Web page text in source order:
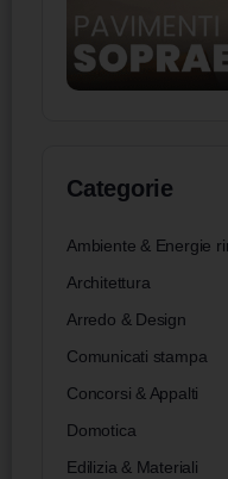
Categorie
Ambiente & Energie
Architettura
Arredo & Design
Comunicati stampa
Concorsi & Appalti
Domotica
Edilizia & Materiali